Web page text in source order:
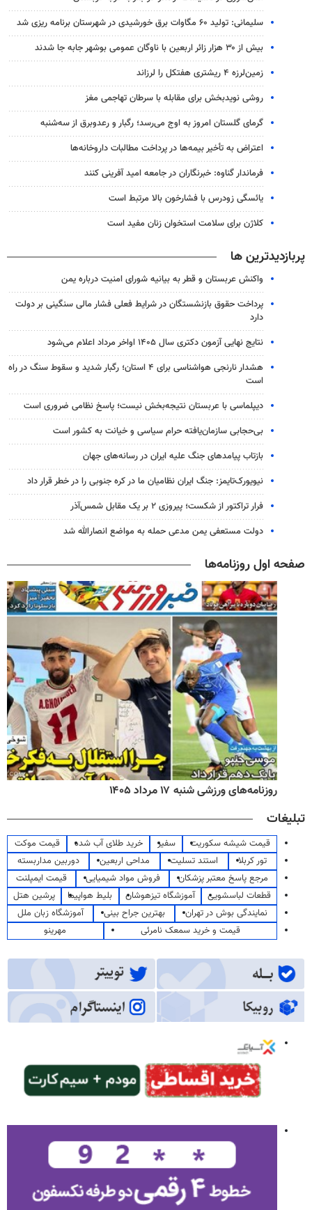
سلیمانی: تولید ۶۰ مگاوات برق خورشیدی در شهرستان برنامه ریزی شد
بیش از ۳۰ هزار زائر اربعین با ناوگان عمومی بوشهر جابه جا شدند
زمین‌لرزه ۴ ریشتری هفتکل را لرزاند
روشی نویدبخش برای مقابله با سرطان تهاجمی مغز
گرمای گلستان امروز به اوج می‌رسد؛ رگبار و رعدوبرق از سه‌شنبه
اعتراض به تأخیر بیمه‌ها در پرداخت مطالبات داروخانه‌ها
فرماندار گناوه: خبرنگاران در جامعه امید آفرینی کنند
یائسگی زودرس با فشارخون بالا مرتبط است
کلاژن برای سلامت استخوان زنان مفید است
پربازدیدترین ها
واکنش عربستان و قطر به بیانیه شورای امنیت درباره یمن
پرداخت حقوق بازنشستگان در شرایط فعلی فشار مالی سنگینی بر دولت
دارد
نتایج نهایی آزمون دکتری سال ۱۴۰۵ اواخر مرداد اعلام می‌شود
هشدار نارنجی هواشناسی برای ۴ استان؛ رگبار شدید و سقوط سنگ در راه
است
دیپلماسی با عربستان نتیجه‌بخش نیست؛ پاسخ نظامی ضروری است
بی‌حجابی سازمان‌یافته حرام سیاسی و خیانت به کشور است
بازتاب پیامدهای جنگ علیه ایران در رسانه‌های جهان
نیویورک‌تایمز: جنگ ایران نظامیان ما در کره جنوبی را در خطر قرار داد
فرار تراکتور از شکست؛ پیروزی ۲ بر یک مقابل شمس‌آذر
دولت مستعفی یمن مدعی حمله به مواضع انصارالله شد
صفحه اول روزنامه‌ها
روزنامه‌های ورزشی شنبه ۱۷ مرداد ۱۴۰۵
تبلیغات
قیمت شیشه سکوریت سفیر خرید طلای آب شده
قیمت موکت
تور کربلا
استند تسلیت مداحی اربعین
دوربین مداربسته
مرجع پاسخ معتبر پزشکان
فروش مواد شیمیایی
قیمت ایمپلنت
قطعات لباسشویی
آموزشگاه تیزهوشان بلیط هواپیما
پرشین هتل
نمایندگی بوش در تهران
بهترین جراح بینی
آموزشگاه زبان ملل
قیمت و خرید سمعک نامرئی
مهرینو